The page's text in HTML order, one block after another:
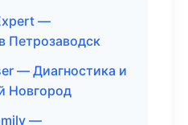
—
Петрозаводск
— Диагностика и
Новгород
—